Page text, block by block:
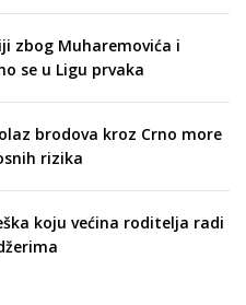
zbog Muharemovića i
se u Ligu prvaka
brodova kroz Crno more
rizika
koju većina roditelja radi